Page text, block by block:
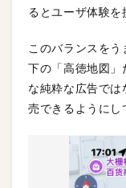
るとユーザ体験を
このバランスを
下の「高徳地図」
な純粋な広告では
売できるようにし